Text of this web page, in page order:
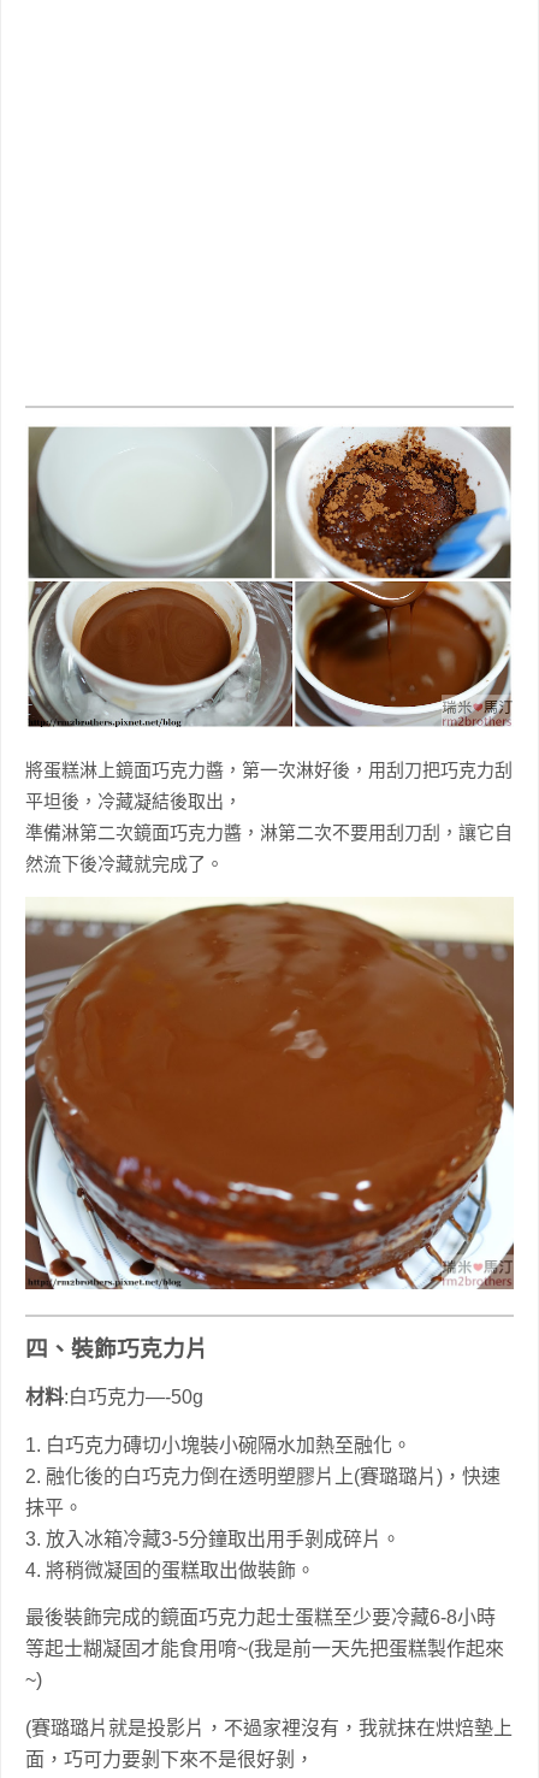
將蛋糕淋上鏡面巧克力醬，第一次淋好後，用刮刀把巧克力刮
平坦後，冷藏凝結後取出，
準備淋第二次鏡面巧克力醬，淋第二次不要用刮刀刮，讓它自
然流下後冷藏就完成了。
四、裝飾巧克力片
材料:白巧克力—-50g
1. 白巧克力磚切小塊裝小碗隔水加熱至融化。
2. 融化後的白巧克力倒在透明塑膠片上(賽璐璐片)，快速
抹平。
3. 放入冰箱冷藏3-5分鐘取出用手剝成碎片。
4. 將稍微凝固的蛋糕取出做裝飾。
最後裝飾完成的鏡面巧克力起士蛋糕至少要冷藏6-8小時
等起士糊凝固才能食用唷~(我是前一天先把蛋糕製作起來
~)
(賽璐璐片就是投影片，不過家裡沒有，我就抹在烘焙墊上
面，巧可力要剝下來不是很好剝，